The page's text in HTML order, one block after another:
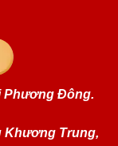
Phương Đông.
Khương Trung,